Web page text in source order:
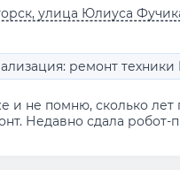
улица Юлиуса
ремонт техники
и не помню, сколько
Недавно сдала робот-